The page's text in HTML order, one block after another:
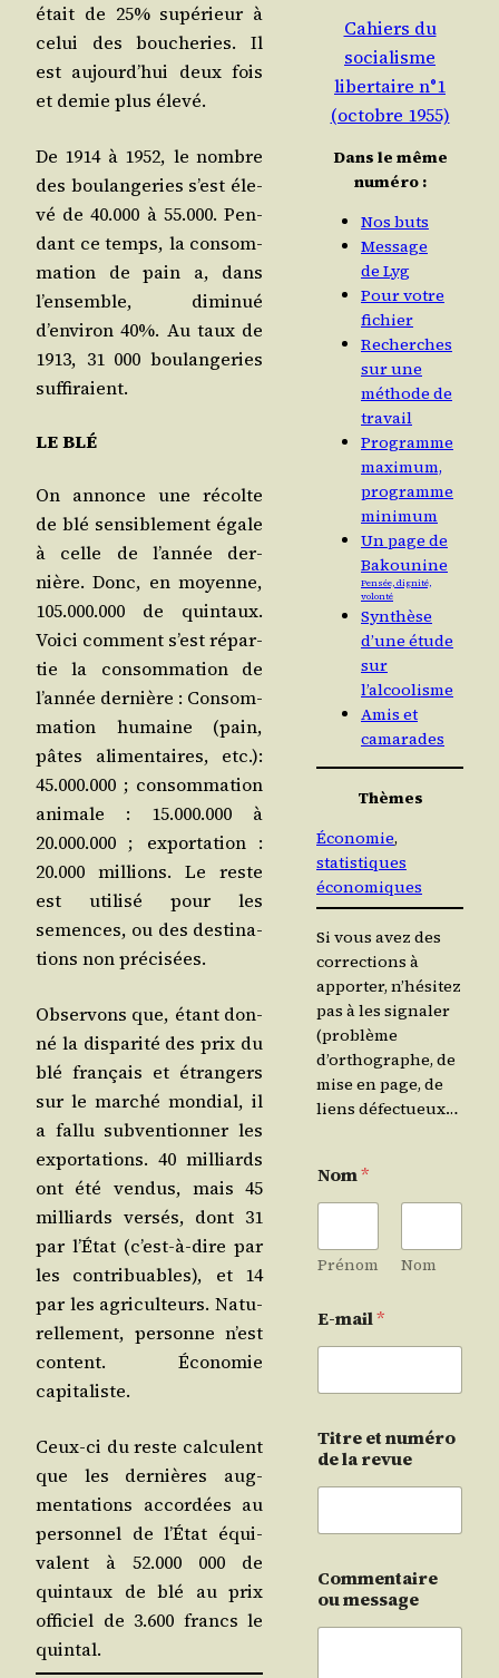
était de 25% supé­rieur à
celui des bou­che­ries. Il
est aujourd’hui deux fois
et demie plus élevé.
De 1914 à 1952, le nombre
des bou­lan­ge­ries s’est éle­
vé de 40.000 à 55.000. Pen­
dant ce temps, la consom­
ma­tion de pain a, dans
l’ensemble, dimi­nué
d’environ 40%. Au taux de
1913, 31 000 bou­lan­ge­ries
suffiraient.
LE BLÉ
On annonce une récolte
de blé sen­si­ble­ment égale
à celle de l’année der­
nière. Donc, en moyenne,
105.000.000 de quin­taux.
Voi­ci com­ment s’est répar­
tie la consom­ma­tion de
l’année der­nière : Consom­
ma­tion humaine (pain,
pâtes ali­men­taires, etc.):
45.000.000 ; consom­ma­tion
ani­male : 15.000.000 à
20.000.000 ; expor­ta­tion :
20.000 mil­lions. Le reste
est uti­li­sé pour les
semences, ou des des­ti­na­
tions non précisées.
Obser­vons que, étant don­
né la dis­pa­ri­té des prix du
blé fran­çais et étran­gers
sur le mar­ché mon­dial, il
a fal­lu sub­ven­tion­ner les
expor­ta­tions. 40 mil­liards
ont été ven­dus, mais 45
mil­liards ver­sés, dont 31
par l’État (c’est-à-dire par
les contri­buables), et 14
par les agri­cul­teurs. Natu­
rel­le­ment, per­sonne n’est
content. Éco­no­mie
capitaliste.
Ceux-ci du reste cal­culent
que les der­nières aug­
men­ta­tions accor­dées au
per­son­nel de l’État équi­
valent à 52.000 000 de
quin­taux de blé au prix
offi­ciel de 3.600 francs le
quintal.
Cahiers du
socialisme
libertaire n°1
(octobre 1955)
Dans le même
numéro :
Nos buts
Message
de Lyg
Pour votre
fichier
Recherches
sur une
méthode de
travail
Programme
maximum,
programme
minimum
Un page de
Bakounine
Pensée, dignité,
volonté
Synthèse
d’une étude
sur
l’alcoolisme
Amis et
camarades
Thèmes
Économie
statistiques
économiques
Si vous avez des
corrections à
apporter, n’hésitez
pas à les signaler
(problème
d’orthographe, de
mise en page, de
liens défectueux…
Nom*
Prénom Nom
E-mail*
Titre et numéro
de la revue
Commentaire
ou message